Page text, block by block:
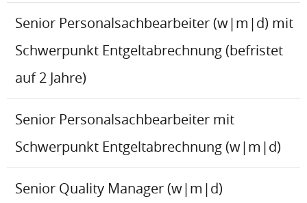
Senior Personalsachbearbeiter (w|m|d) mit
Schwerpunkt Entgeltabrechnung (befristet
auf 2 Jahre)
Senior Personalsachbearbeiter mit
Schwerpunkt Entgeltabrechnung (w|m|d)
Senior Quality Manager (w|m|d)